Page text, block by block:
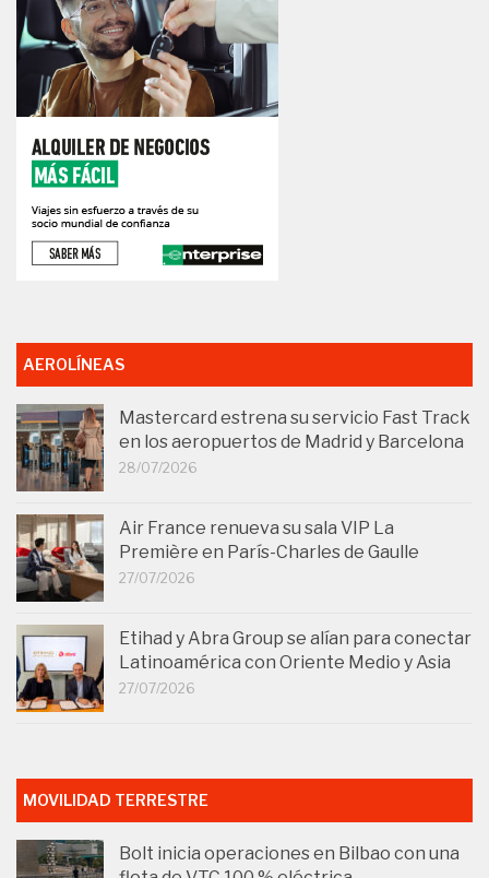
AEROLÍNEAS
Mastercard estrena su servicio Fast Track
en los aeropuertos de Madrid y Barcelona
28/07/2026
Air France renueva su sala VIP La
Première en París-Charles de Gaulle
27/07/2026
Etihad y Abra Group se alían para conectar
Latinoamérica con Oriente Medio y Asia
27/07/2026
MOVILIDAD TERRESTRE
Bolt inicia operaciones en Bilbao con una